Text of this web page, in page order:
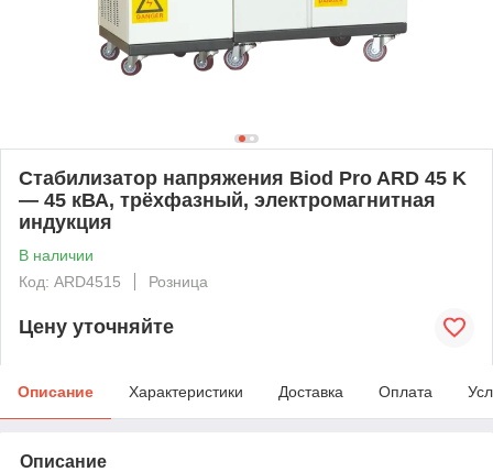
Стабилизатор напряжения Biod Pro ARD 45 K
— 45 кВА, трёхфазный, электромагнитная
индукция
В наличии
Код: ARD4515
Розница
Цену уточняйте
Описание Характеристики Доставка Оплата
Описание